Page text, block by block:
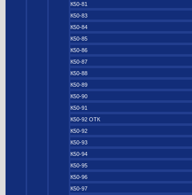
К50-81
К50-83
К50-84
К50-85
К50-86
К50-87
К50-88
К50-89
К50-90
К50-91
К50-92 ОТК
К50-92
К50-93
К50-94
К50-95
К50-96
К50-97